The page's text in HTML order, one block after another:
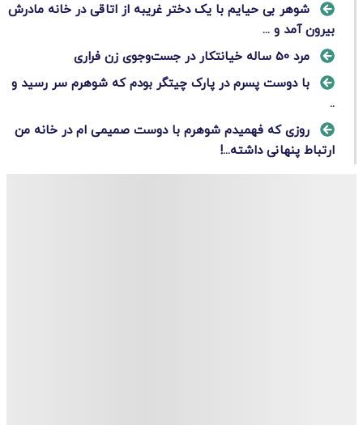
شوهر بی حیایم با یک دختر غریبه از اتاقی در خانه مادرش
بیرون آمد و ...
مرد 50 ساله خیانتکار در جست‌وجوی زن فراری
با دوست پسرم در پارک چیتگر بودم که شوهرم سر رسید و
..
روزی که فهمیدم شوهرم با دوست صمیمی ام در خانه من
ارتباط پنهانی داشته...!